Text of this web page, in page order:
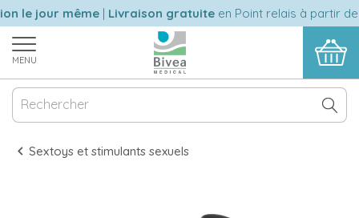
le jour même|Livraison gratuiteen Point relais à partir de
MENU
Sextoys et stimulants sexuels